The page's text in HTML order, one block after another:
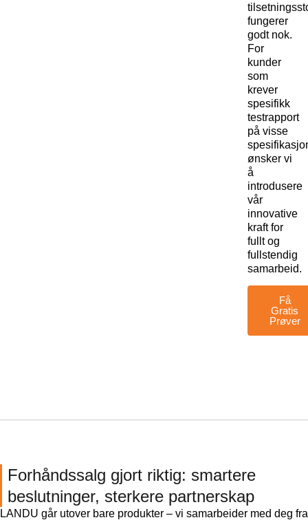
fungerer
godt nok.
For
kunder
som
krever
spesifikk
testrapport
på visse
ønsker vi
å
introdusere
vår
innovative
kraft for
fullt og
fullstendig
samarbeid.
Få
Gratis
Prøver
Forhåndssalg gjort riktig: smartere
beslutninger, sterkere partnerskap
LANDU går utover bare produkter – vi samarbeider med deg fra